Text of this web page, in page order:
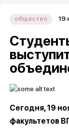
общество 19
Сегодня, 19
факультетов